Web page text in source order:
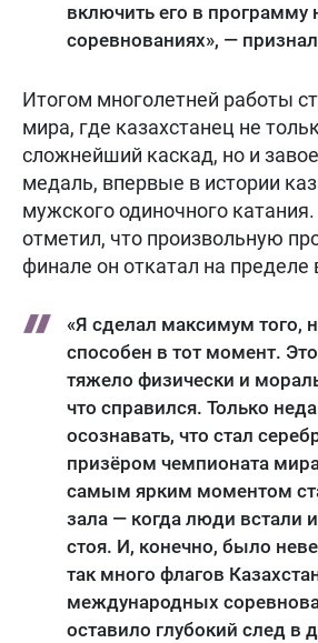
включить его в программу
соревнованиях», —
Итогом многолетней работы
мира, где казахстанец не
сложнейший каскад, но и
медаль, впервые в истории
мужского одиночного
отметил, что произвольную
финале он откатал на
«Я сделал максимум того,
способен в тот момент.
тяжело физически и
что справился. Только
осознавать, что стал
призёром чемпионата
самым ярким моментом
зала — когда люди встали
стоя. И, конечно, было
так много флагов
международных
оставило глубокий след в